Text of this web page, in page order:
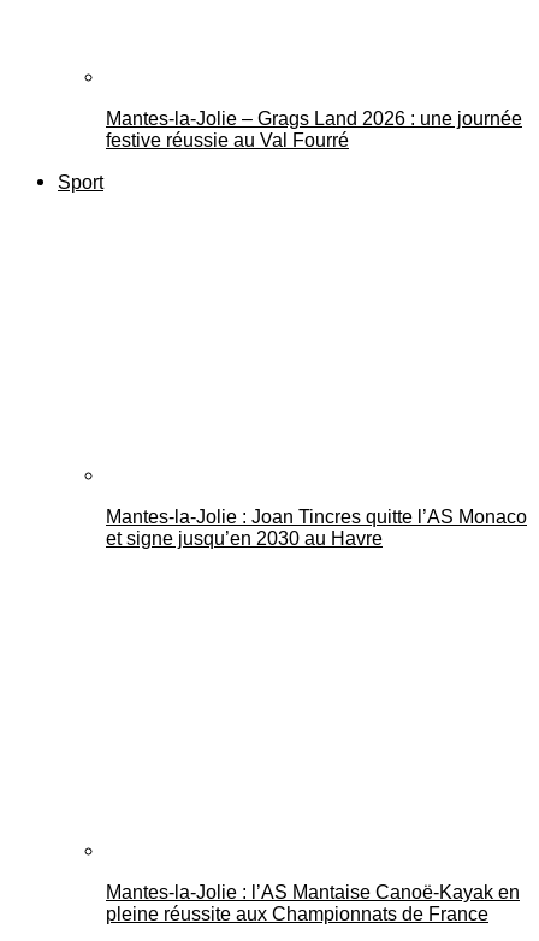
Mantes-la-Jolie – Grags Land 2026 : une journée
festive réussie au Val Fourré
Sport
Mantes-la-Jolie : Joan Tincres quitte l’AS Monaco
et signe jusqu’en 2030 au Havre
Mantes-la-Jolie : l’AS Mantaise Canoë‑Kayak en
pleine réussite aux Championnats de France